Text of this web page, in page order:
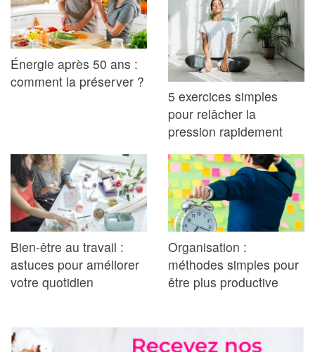
Énergie après 50 ans :
comment la préserver ?
5 exercices simples
pour relâcher la
pression rapidement
Bien-être au travail :
astuces pour améliorer
votre quotidien
Organisation :
méthodes simples pour
être plus productive